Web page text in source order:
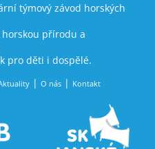
týmový závod horských
přírodu a
pro děti i dospělé.
O nás Kontakt